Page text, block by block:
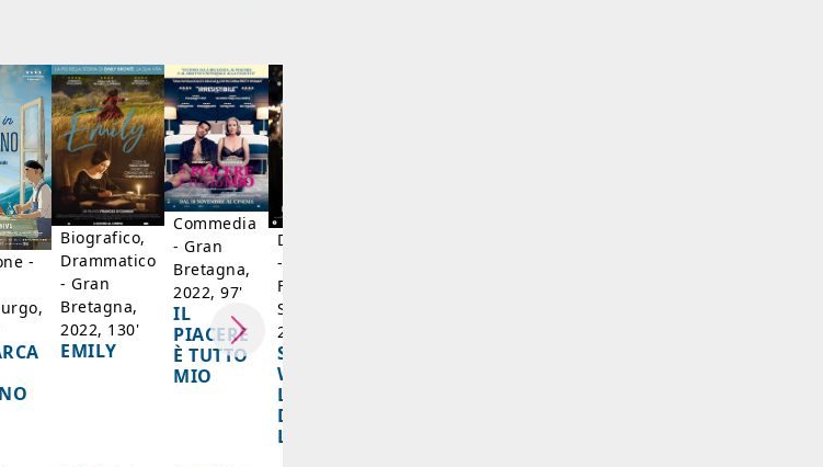
-
Biografico,
Drammatico
- Gran
Bretagna,
2022, 130'
EMILY
Commedia
- Gran
Bretagna,
2022, 97'
IL
PIACERE
È TUTTO
MIO
Drammatico
- Giappone,
Francia,
Singapore,
2024, 105'
SPIRIT
WORLD -
LA FESTA
DELLE
LANTERNE